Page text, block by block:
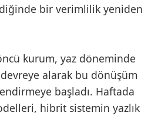
bir verimlilik yeniden
kurum, yaz döneminde
alarak bu dönüşüm
başladı. Haftada
hibrit sistemin yazlık